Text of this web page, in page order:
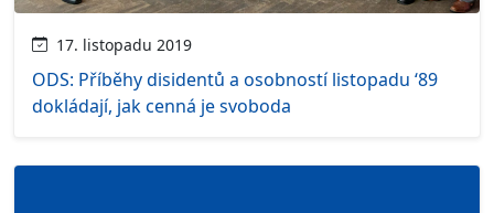
17. listopadu 2019
ODS: Příběhy disidentů a osobností listopadu ‘89
dokládají, jak cenná je svoboda